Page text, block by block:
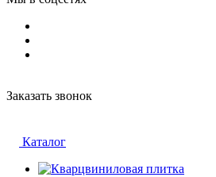
Заказать звонок
Каталог